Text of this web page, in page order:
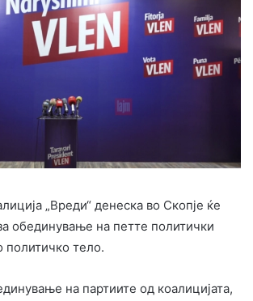
„Вреди“ денеска во Скопје ќе
обединување на петте политички
политичко тело.
на партиите од коалицијата,